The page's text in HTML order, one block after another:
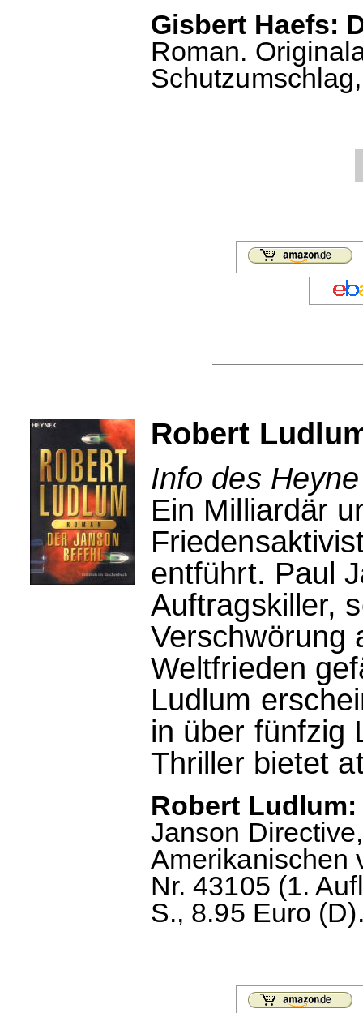
Gisbert Haefs:
Roman.
Robert
Info des
Ein Milliardär
entführt. Paul
Auftragskiller,
Verschwörung
Weltfrieden
Ludlum
in über fünfzig
Thriller bietet
Robert
Janson
Amerikanischen
Nr. 43105 (1.
S., 8.95 Euro